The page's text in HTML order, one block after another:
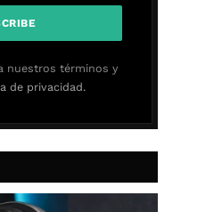
nuestros términos y
de privacidad.